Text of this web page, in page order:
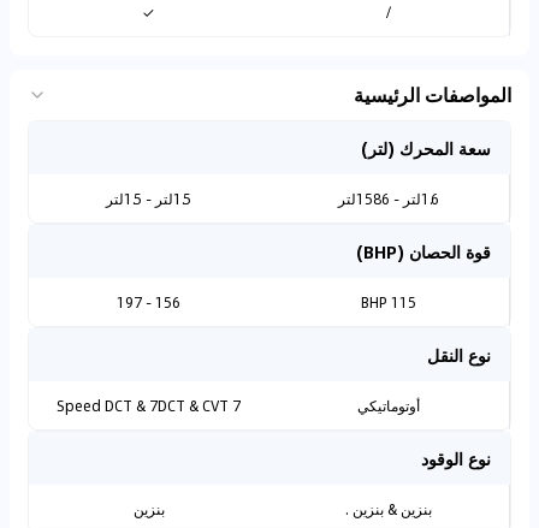
/
✓
المواصفات الرئيسية
سعة المحرك (لتر)
1.6لتر - 1586لتر 1.5لتر - 1.5لتر
قوة الحصان (BHP)
115 BHP
156 - 197
نوع النقل
أوتوماتيكي 7 Speed DCT & 7DCT & CVT
نوع الوقود
بنزين & بنزين . بنزين